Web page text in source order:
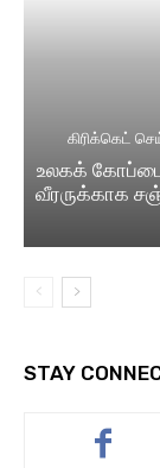
கிரிக்கெட்
உலகக்
வீரருக்காக
STAY